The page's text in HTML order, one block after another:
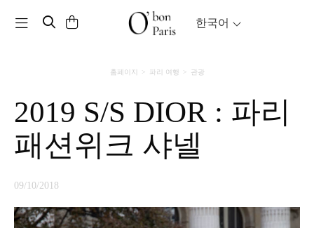
Toggle navigation 한국어
홈페이지 파리 여행 관광
2019 S/S DIOR : 파리
패션위크 샤넬
09/10/2018